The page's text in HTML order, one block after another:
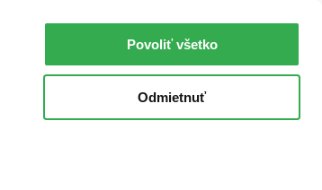
Povoliť všetko
Odmietnuť